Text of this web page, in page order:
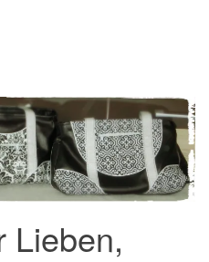
a
t
i
o
n
Lieben,